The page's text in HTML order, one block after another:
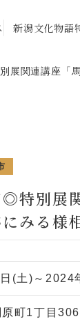
新潟文化物語
展関連講座「
特別展
みる様
(土)～2024
町1丁目